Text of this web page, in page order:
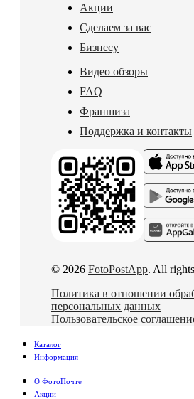
Акции
Сделаем за вас
Бизнесу
Видео обзоры
FAQ
Франшиза
Поддержка и контакты
© 2026 FotoPostApp. All
Политика в отношении
персональных данных
Пользовательское
Каталог
Информация
О ФотоПочте
Акции